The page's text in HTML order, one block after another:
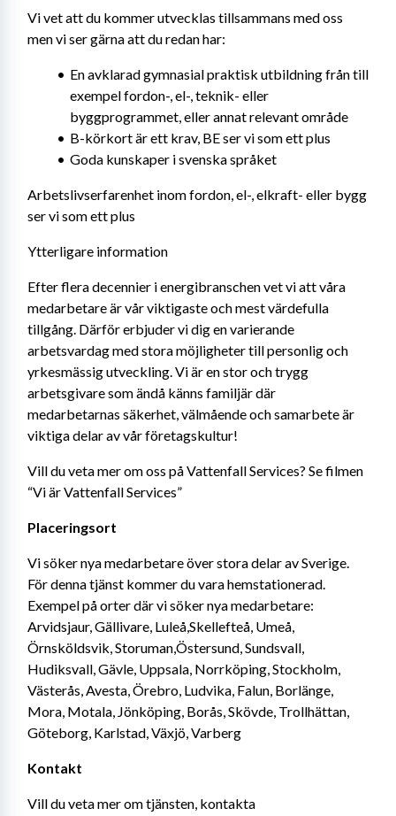
Vi vet att du kommer utvecklas tillsammans med oss
men vi ser gärna att du redan har:
En avklarad gymnasial praktisk utbildning från till
exempel fordon-, el-, teknik- eller
byggprogrammet, eller annat relevant område
B-körkort är ett krav, BE ser vi som ett plus
Goda kunskaper i svenska språket
Arbetslivserfarenhet inom fordon, el-, elkraft- eller bygg
ser vi som ett plus
Ytterligare information
Efter flera decennier i energibranschen vet vi att våra
medarbetare är vår viktigaste och mest värdefulla
tillgång. Därför erbjuder vi dig en varierande
arbetsvardag med stora möjligheter till personlig och
yrkesmässig utveckling. Vi är en stor och trygg
arbetsgivare som ändå känns familjär där
medarbetarnas säkerhet, välmående och samarbete är
viktiga delar av vår företagskultur!
Vill du veta mer om oss på Vattenfall Services? Se filmen
“Vi är Vattenfall Services”
Placeringsort
Vi söker nya medarbetare över stora delar av Sverige.
För denna tjänst kommer du vara hemstationerad.
Exempel på orter där vi söker nya medarbetare:
Arvidsjaur, Gällivare, Luleå,Skellefteå, Umeå,
Örnsköldsvik, Storuman,Östersund, Sundsvall,
Hudiksvall, Gävle, Uppsala, Norrköping, Stockholm,
Västerås, Avesta, Örebro, Ludvika, Falun, Borlänge,
Mora, Motala, Jönköping, Borås, Skövde, Trollhättan,
Göteborg, Karlstad, Växjö, Varberg
Kontakt
Vill du veta mer om tjänsten, kontakta